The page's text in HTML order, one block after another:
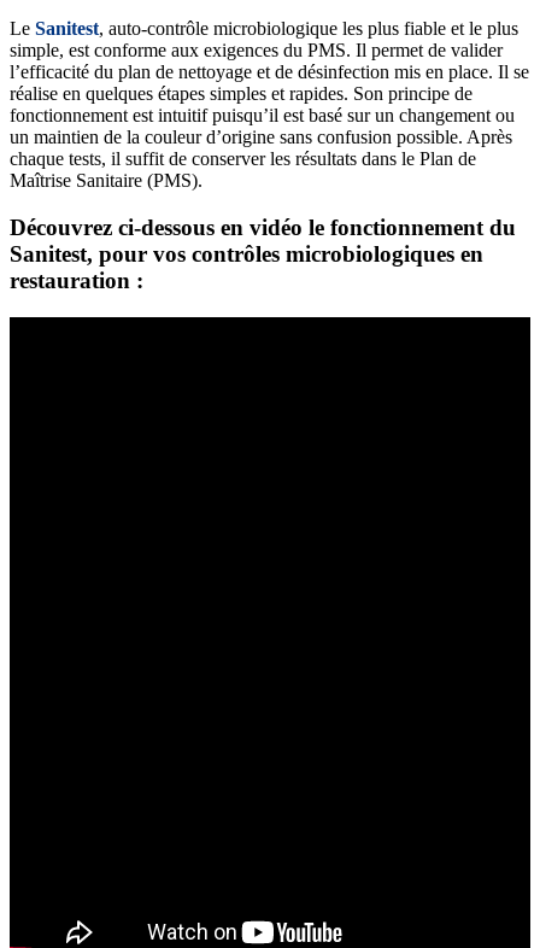
Le Sanitest, auto-contrôle microbiologique les plus fiable et le plus
simple, est conforme aux exigences du PMS. Il permet de valider
l’efficacité du plan de nettoyage et de désinfection mis en place. Il se
réalise en quelques étapes simples et rapides. Son principe de
fonctionnement est intuitif puisqu’il est basé sur un changement ou
un maintien de la couleur d’origine sans confusion possible. Après
chaque tests, il suffit de conserver les résultats dans le Plan de
Maîtrise Sanitaire (PMS).
Découvrez ci-dessous en vidéo le fonctionnement du
Sanitest, pour vos contrôles microbiologiques en
restauration :